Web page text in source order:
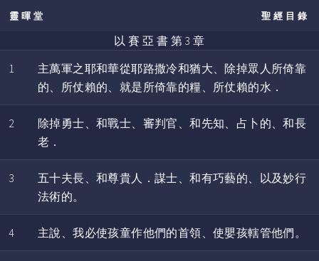
靈暉堂 聖經目錄
以 賽 亞 書 第 3 章
1
主萬軍之耶和華從耶路撒冷和猶大、除掉眾人所倚靠
的、所仗賴的、就是所倚靠的糧、所仗賴的水．
2
除掉勇士、和戰士、審判官、和先知、占卜的、和長
老．
3
五十夫長、和尊貴人．謀士、和有巧藝的、以及妙行
法術的。
4 主說、我必使孩童作他們的首領、使嬰孩轄管他們。